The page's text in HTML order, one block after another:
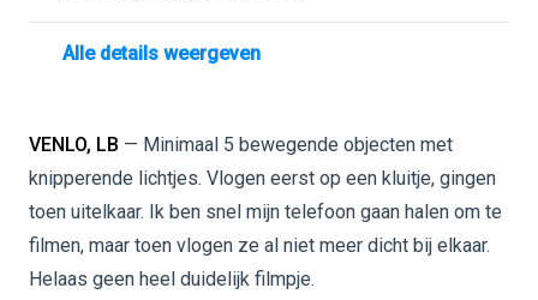
Alle details weergeven
VENLO, LB — Minimaal 5 bewegende objecten met
knipperende lichtjes. Vlogen eerst op een kluitje, gingen
toen uitelkaar. Ik ben snel mijn telefoon gaan halen om te
filmen, maar toen vlogen ze al niet meer dicht bij elkaar.
Helaas geen heel duidelijk filmpje.